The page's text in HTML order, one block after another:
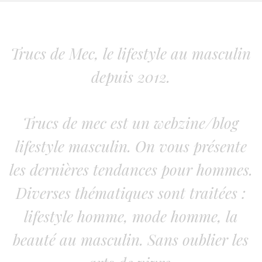
Trucs de Mec, le lifestyle au masculin
depuis 2012.
Trucs de mec est un webzine/blog
lifestyle masculin. On vous présente
les dernières tendances pour hommes.
Diverses thématiques sont traitées :
lifestyle homme, mode homme, la
beauté au masculin. Sans oublier les